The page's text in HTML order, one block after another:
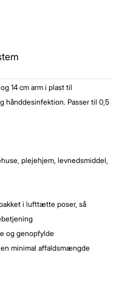
14 cm arm i plast til
hånddesinfektion. Passer til 0,5
plejehjem, levnedsmiddel,
i lufttætte poser, så
og genopfylde
minimal affaldsmængde